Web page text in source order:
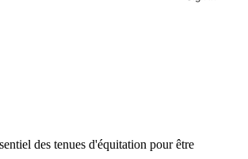
des tenues d'équitation pour être